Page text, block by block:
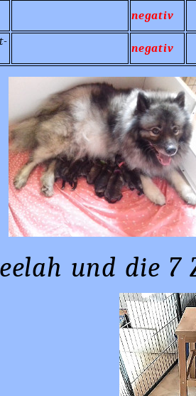
negativ
negativ
eelah und die